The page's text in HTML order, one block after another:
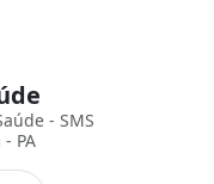
- SMS
PA